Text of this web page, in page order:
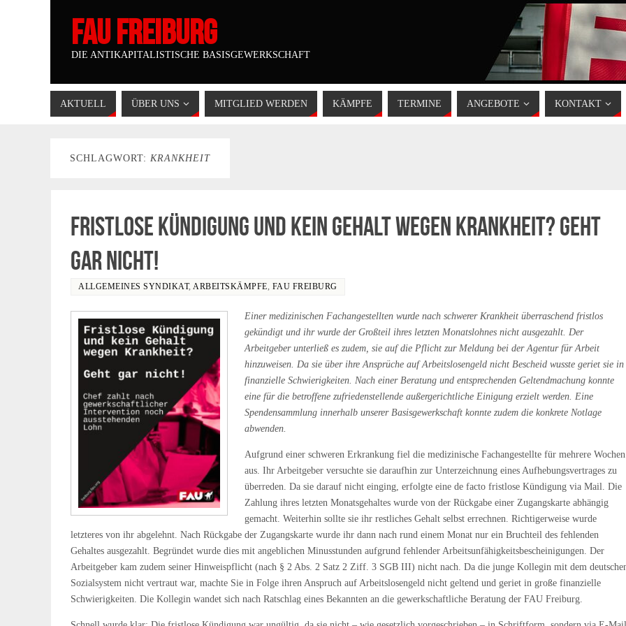
FAU FREIBURG
DIE ANTIKAPITALISTISCHE BASISGEWERKSCHAFT
AKTUELL ÜBER UNS MITGLIED WERDEN KÄMPFE TERMINE ANGEBOTE KONTAKT
SCHLAGWORT: KRANKHEIT
Fristlose Kündigung und kein Gehalt wegen Krankheit? Geht
gar nicht!
ALLGEMEINES SYNDIKAT, ARBEITSKÄMPFE, FAU FREIBURG
Einer medizinischen Fachangestellten wurde nach schwerer Krankheit überraschend fristlos
gekündigt und ihr wurde der Großteil ihres letzten Monatslohnes nicht ausgezahlt. Der
Arbeitgeber unterließ es zudem, sie auf die Pflicht zur Meldung bei der Agentur für Arbeit
hinzuweisen. Da sie über ihre Ansprüche auf Arbeitslosengeld nicht Bescheid wusste geriet sie in
finanzielle Schwierigkeiten. Nach einer Beratung und entsprechenden Geltendmachung konnte
eine für die betroffene zufriedenstellende außergerichtliche Einigung erzielt werden. Eine
Spendensammlung innerhalb unserer Basisgewerkschaft konnte zudem die konkrete Notlage
abwenden.
Aufgrund einer schweren Erkrankung fiel die medizinische Fachangestellte für mehrere Wochen
aus. Ihr Arbeitgeber versuchte sie daraufhin zur Unterzeichnung eines Aufhebungsvertrages zu
überreden. Da sie darauf nicht einging, erfolgte eine de facto fristlose Kündigung via Mail. Die
Zahlung ihres letzten Monatsgehaltes wurde von der Rückgabe einer Zugangskarte abhängig
gemacht. Weiterhin sollte sie ihr restliches Gehalt selbst errechnen. Richtigerweise wurde
letzteres von ihr abgelehnt. Nach Rückgabe der Zugangskarte wurde ihr dann nach rund einem Monat nur ein Bruchteil des fehlenden
Gehaltes ausgezahlt. Begründet wurde dies mit angeblichen Minusstunden aufgrund fehlender Arbeitsunfähigkeitsbescheinigungen. Der
Arbeitgeber kam zudem seiner Hinweispflicht (nach § 2 Abs. 2 Satz 2 Ziff. 3 SGB III) nicht nach. Da die junge Kollegin mit dem
Sozialsystem nicht vertraut war, machte Sie in Folge ihren Anspruch auf Arbeitslosengeld nicht geltend und geriet in große finanzielle
Schwierigkeiten. Die Kollegin wandet sich nach Ratschlag eines Bekannten an die gewerkschaftliche Beratung der FAU Freiburg.